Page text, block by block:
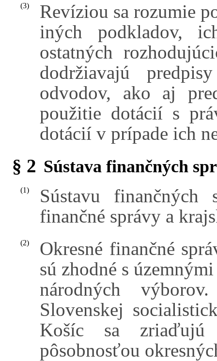
(3)
Revíziou sa rozumie
iných podkladov,
ostatných
dodržiavajú
odvodov, ako aj
použitie dotácií s
dotácií v prípade ich
§ 2 Sústava finančných
(1)
Sústavu finančných
finančné správy a
(2)
Okresné finančné
sú zhodné s
národných
Slovenskej
Košíc sa zriaďujú
pôsobnosťou